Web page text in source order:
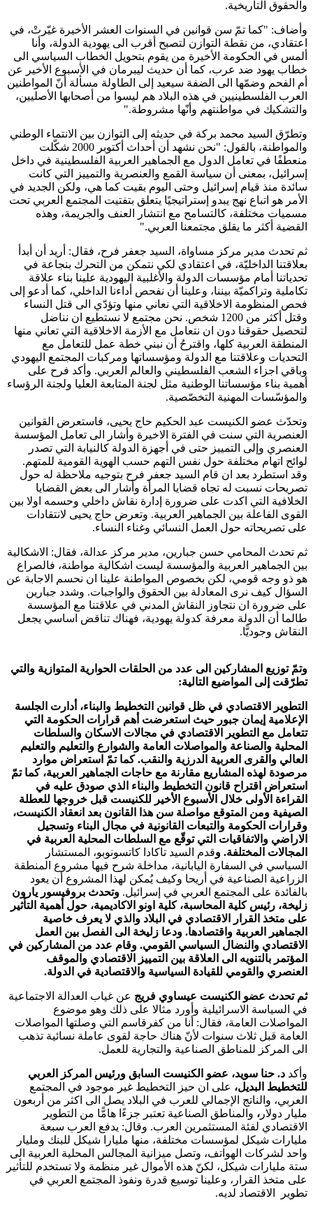
والحقوق التاريخية.
وأضاف: "كما تمّ سن قوانين في السنوات العشر الأخيرة غيّرتْ، في
اعتقادي، من نقطة التوازن لتصبح أقرب الى يهودية الدولة، وأنا
ألمس في الحكومة الأخيرة من يقوم بتحويل الخطاب السياسي الى
خطاب يهود ضد عرب، كما أن حديث ليبرمان في الأسبوع الأخير عن
أم الفحم وضمّها الى الضفة سيعيد إلى الطاولة مسألة أنّ المواطنين
العرب الفلسطينيين في هذه البلاد هم ليسوا من أصحابها الأصليين،
والتشكيك في مواطنتهم وأنّها مشروطة".
وتطرّق السيد محمد بركة في حديثه إلى التوازن بين الانتماء الوطني
والمواطنة، بالقول: "نحن نشهد أن أحداث أكتوبر 2000 شكّلت
منعطفًا في تعامل الدول مع الجماهير العربية الفلسطينية في داخل
إسرائيل، بمعنى أن سياسة القمع والعنصرية والتمييز التي كانت
سائدة منذ قيام إسرائيل وحتى اليوم بقيت كما هي، ولكن الجديد في
الأمر هو اتباع نهج يبدو إستراتيجيًا يتعلق بتفتيت المجتمع العربي تحت
مسميات مختلفة، كالتسامح مع انتشار العنف والجريمة، وهذه
القضية أكثر ما يقلق مجتمعنا العربي".
ثم تحدث مدير مركز مساواة، السيد جعفر فرح، فقال: أريد أن أبدأ
بعلاقتنا الداخليّة، في اعتقادي لكي نتمكن من التحرك بنجاعة في
تحدياتنا أمام مؤسسات الدولة والأغلبية اليهودية علينا بناء علاقة
تكاملية وتراكميّة بيننا، وعلينا أن نفحص أداءنا الداخلي، كما أدعو إلى
فحص المنظومة الاخلاقية التي نعاني منها وتؤدّي الى قتل النساء
وقتل أكثر من 1200 شخص. نحن مجتمع لا نستطيع ان نناضل
لتحصيل حقوقنا دون ان نتعامل مع الأزمة الاخلاقية التي تعاني منها
المنطقة العربية كلها، واقترحُ أن نبني خطة عمل للتعامل مع
التحديات وعلاقتنا مع الدولة ومؤسساتها ومركبات المجتمع اليهودي
وباقي اجزاء الشعب الفلسطيني والعالم العربي. وأكد فرح على
أهمية بناء مؤسساتنا الوطنية مثل لجنة المتابعة العليا ولجنة الرؤساء
والمؤسّسات المهنية التخصّصية.
وتحدّث عضو الكنيست عبد الحكيم حاج يحيى، فاستعرض القوانين
العنصرية التي سنت في الفترة الاخيرة وأشار الى تعامل المؤسسة
العنصري وإلى التمييز حتى في أجهزة الدولة كالنيابة التي تصدر
لوائح اتهام مختلفة حول نفس التهم حسب الهوية القومية للمتهم.
وقد استطرد بعد ان قام السيد جعفر فرح بتوجيه ملاحظة له حول
تصريحات نسبت له تجاه قضايا المرأة وأشار الى بعض القضايا
الخلافية التي اكدت على ضرورة إدارة نقاش داخلي وحسمه اولا بين
القوى الفاعلة بين الجماهير العربية. وتعرض حاج يحيى لانتقادات
على تصريحاته حول العمل النسائي وغناء النساء.
ثم تحدث المحامي حسن جبارين، مدير مركز عدالة، فقال: الاشكالية
بين الجماهير العربية والمؤسسة ليست اشكالية مواطنة، فالصراع
هو ذو وجه قومي، لكن بخصوص المواطنة علينا ان نحسم الاجابة عن
السؤال كيف نرى المعادلة بين الحقوق والواجبات. وشدد جبارين
على ضرورة ان نتجاوز النقاش المدني في علاقتنا مع المؤسسة
طالما أن الدولة معرفة كدولة يهودية، فهناك تناقض اساسي يجعل
النقاش وجوديًّا.
وتمّ توزيع المشاركين الى عدد من الحلقات الحوارية المتوازية والتي
تطرّقت إلى المواضيع التالية:
التطوير الاقتصادي في ظل قوانين التخطيط والبناء، أدارت الجلسة
الإعلامية إيمان جبور حيث استعرضت أهم قرارات الحكومة التي
تتعامل مع التطوير الاقتصادي في مجالات الاسكان والسلطات
المحلية والصناعة والمواصلات العامة والشوارع والتعليم والتعليم
العالي والقرى العربية الدرزية والنقب. كما تمّ استعراض موارد
مرصودة لهذه المشاريع مقارنة مع حاجات الجماهير العربية، كما تمّ
استعراض اقتراح قانون التخطيط والبناء الذي صودق عليه في
القراءة الأولى خلال الأسبوع الأخير للكنيست قبل خروجها للعطلة
الصيفية ومن المتوقع مواصلة سن هذا القانون بعد انعقاد الكنيست،
وقرارات الحكومة والتبعات القانونية في مجال البناء وتسجيل
الاراضي والاتفاقيات التي توقّع مع السلطات المحلية العربية في
المجالات المختلفة. وقدم السيد تاكادا كاتسونوبو، المستشار
السياسي في السفارة اليابانية، مداخلة شرح فيها مشروع المنطقة
الزراعية الصناعية في أريحا وكيف يُمكن لهذا المشروع أن يعود
بالفائدة على المجتمع العربي في إسرائيل. وتحدث بروفيسور يارون
زليخة، رئيس كلية المحاسبة، كلية اونو الاكاديمية، حول أهمية التأثير
على متخذ القرار الاقتصادي في البلاد والذي لا يعرف خاصية
الجماهير العربية واقتصادها. ودعا زليخة الى الفصل بين العمل
الاقتصادي والنضال السياسي القومي. وقام عدد من المشاركين في
المؤتمر بالتنويه الى العلاقة بين التمييز الاقتصادي والموقف
العنصري والقومي للقيادة السياسية والاقتصادية في الدولة.
ثم تحدث عضو الكنيست عيساوي فريج عن غياب العدالة الاجتماعية
في السياسة الاسرائيلية وأورد مثالا على ذلك وهو موضوع
المواصلات العامة، فقال: أنا من كفرقاسم التي وصلتها المواصلات
العامة قبل ثلاث سنوات لأنّ هناك حاجة لقوى عاملة نسائية تذهب
الى المركز للمناطق الصناعية والتجارية للعمل.
وأكد د. حنا سويد، عضو الكنيست السابق ورئيس المركز العربي
للتخطيط البديل، على ان حيز التخطيط غير موجود في المجتمع
العربي، والناتج الإجمالي للعرب في البلاد يصل الى اكثر من أربعون
مليار دولار ، والمناطق الصناعية تعتبر جزءًا هامًّا من التطوير
الاقتصادي لفئة المستثمرين العرب. وقال: يدفع العرب سبعة
مليارات شيكل لمؤسسات مختلفة، منها مليارا شيكل للبنك ومليار
واحد لشركات الهواتف، وتصل ميزانية المجالس المحلية العربية الى
ستة مليارات شيكل، لكنّ هذه الأموال غير منظمة ولا تستخدم للتأثير
على متخذ القرار، وعلينا توسيع قدرة ونفوذ المجتمع العربي في
تطوير الاقتصاد لديه.